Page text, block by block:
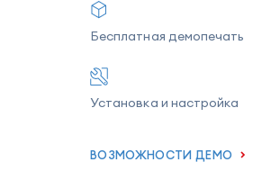
Бесплатная демопечать
Установка и настройка
ВОЗМОЖНОСТИ ДЕМО